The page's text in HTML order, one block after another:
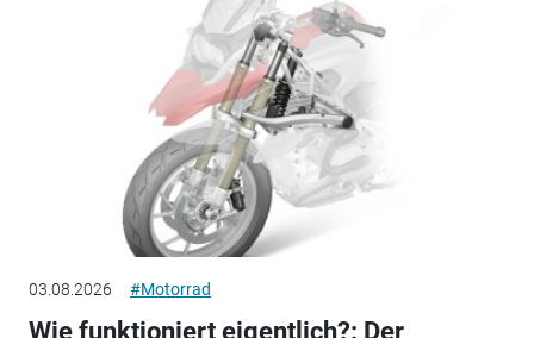
03.08.2026 #Motorrad
Wie funktioniert eigentlich?: Der